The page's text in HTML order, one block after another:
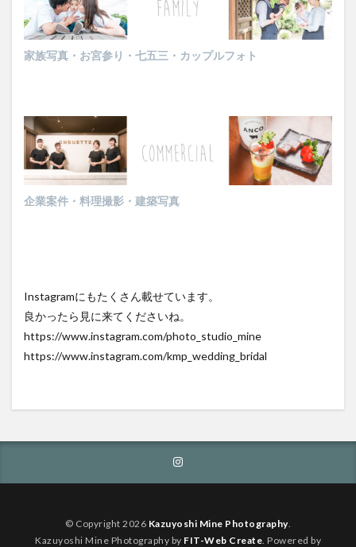
家族写真・お宮参り・七五三・カップルフォト
企業案件・料理撮影・建築写真
Instagramにもたくさん載せています。
良かったら見に来てくださいね。
https://www.instagram.com/photo_studio_mine
https://www.instagram.com/kmp_wedding_bridal
© Copyright 2026 Kazuyoshi Mine Photography.
Kazuyoshi Mine Photography by FIT-Web Create . Powered by